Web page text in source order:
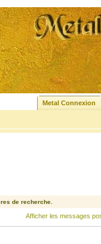
Metal Connexion
de recherche.
Afficher les messages